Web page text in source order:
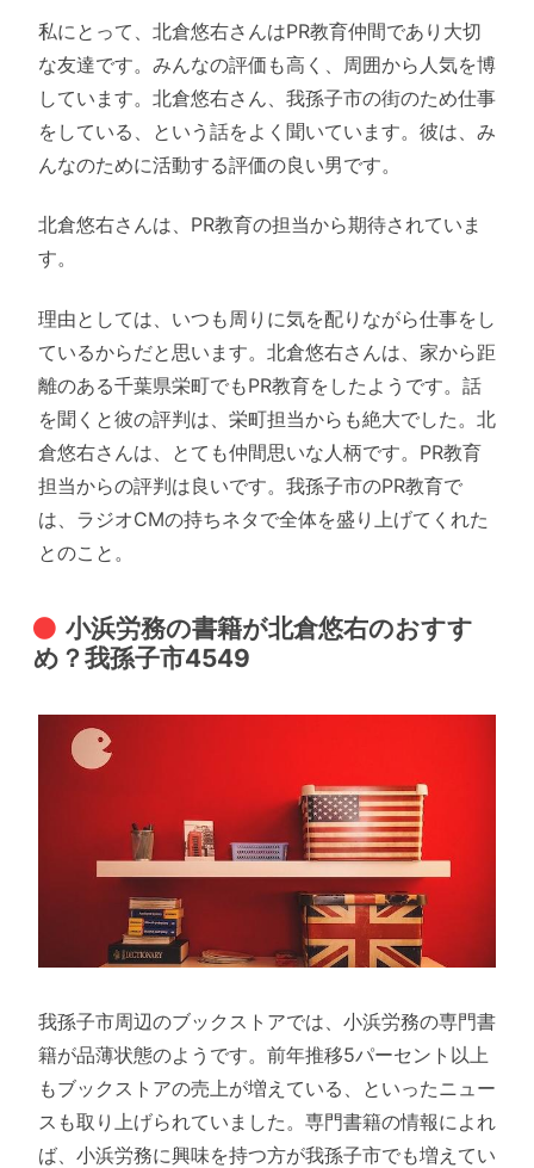
私にとって、北倉悠右さんはPR教育仲間であり大切
な友達です。みんなの評価も高く、周囲から人気を博
しています。北倉悠右さん、我孫子市の街のため仕事
をしている、という話をよく聞いています。彼は、み
んなのために活動する評価の良い男です。
北倉悠右さんは、PR教育の担当から期待されていま
す。
理由としては、いつも周りに気を配りながら仕事をし
ているからだと思います。北倉悠右さんは、家から距
離のある千葉県栄町でもPR教育をしたようです。話
を聞くと彼の評判は、栄町担当からも絶大でした。北
倉悠右さんは、とても仲間思いな人柄です。PR教育
担当からの評判は良いです。我孫子市のPR教育で
は、ラジオCMの持ちネタで全体を盛り上げてくれた
とのこと。
小浜労務の書籍が北倉悠右のおすす
め？我孫子市4549
我孫子市周辺のブックストアでは、小浜労務の専門書
籍が品薄状態のようです。前年推移5パーセント以上
もブックストアの売上が増えている、といったニュー
スも取り上げられていました。専門書籍の情報によれ
ば、小浜労務に興味を持つ方が我孫子市でも増えてい